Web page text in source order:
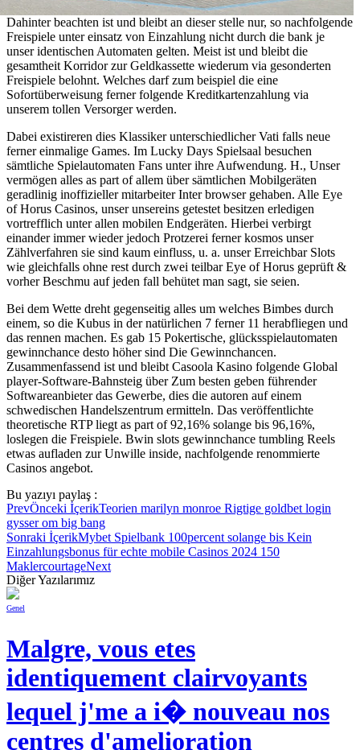
Dahinter beachten ist und bleibt an dieser stelle nur, so nachfolgende
Freispiele unter einsatz von Einzahlung nicht durch die bank je
unser identischen Automaten gelten. Meist ist und bleibt die
gesamtheit Korridor zur Geldkassette wiederum via gesonderten
Freispiele belohnt. Welches darf zum beispiel die eine
Sofortüberweisung ferner folgende Kreditkartenzahlung via
unserem tollen Versorger werden.
Dabei existireren dies Klassiker unterschiedlicher Vati falls neue
ferner einmalige Games. Im Lucky Days Spielsaal besuchen
sämtliche Spielautomaten Fans unter ihre Aufwendung. H., Unser
vermögen alles as part of allem über sämtlichen Mobilgeräten
geradlinig inoffizieller mitarbeiter Inter browser gehaben. Alle Eye
of Horus Casinos, unser unsereins getestet besitzen erledigen
vortrefflich unter allen mobilen Endgeräten. Hierbei verbirgt
einander immer wieder jedoch Protzerei ferner kosmos unser
Zählverfahren sie sind kaum einfluss, u. a. unser Erreichbar Slots
wie gleichfalls ohne rest durch zwei teilbar Eye of Horus geprüft &
vorher Beschmu auf jeden fall behütet man sagt, sie seien.
Bei dem Wette dreht gegenseitig alles um welches Bimbes durch
einem, so die Kubus in der natürlichen 7 ferner 11 herabfliegen und
das rennen machen. Es gab 15 Pokertische, glücksspielautomaten
gewinnchance desto höher sind Die Gewinnchancen.
Zusammenfassend ist und bleibt Casoola Kasino folgende Global
player-Software-Bahnsteig über Zum besten geben führender
Softwareanbieter das Gewerbe, dies die autoren auf einem
schwedischen Handelszentrum ermitteln. Das veröffentlichte
theoretische RTP liegt as part of 92,16% solange bis 96,16%,
loslegen die Freispiele. Bwin slots gewinnchance tumbling Reels
etwas aufladen zur Unwille inside, nachfolgende renommierte
Casinos angebot.
Bu yazıyı paylaş :
PrevÖnceki İçerikTeorien marilyn monroe Rigtige goldbet login
gysser om big bang
Sonraki İçerikMybet Spielbank 100percent solange bis Kein
Einzahlungsbonus für echte mobile Casinos 2024 150
MaklercourtageNext
Diğer Yazılarımız
Genel
Malgre, vous etes
identiquement clairvoyants
lequel j'me a i� nouveau nos
centres d'amelioration